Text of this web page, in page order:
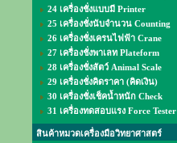
24 เครื่องชั่งแบบมี Printer
25 เครื่องชั่งนับจำนวน Counting
26 เครื่องชั่งเครนไฟฟ้า Crane
27 เครื่องชั่งพาเลท Plateform
28 เครื่องชั่งสัตว์ Animal Scale
29 เครื่องชั่งคิดราคา (คิดเงิน)
30 เครื่องชั่งเช็คน้ำหนัก Check
31 เครื่องทดสอบแรง Force Tester
สินค้าหมวดเครื่องมือวิทยาศาสตร์